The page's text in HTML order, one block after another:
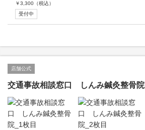
￥3,300 （税込）
受付中
店舗公式
交通事故相談窓口 しんみ鍼灸整骨院